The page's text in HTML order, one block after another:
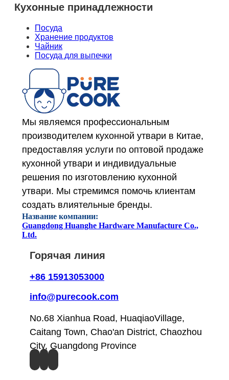
Кухонные принадлежности
Посуда
Хранение продуктов
Чайник
Посуда для выпечки
Мы являемся профессиональным
производителем кухонной утвари в Китае,
предоставляя услуги по оптовой продаже
кухонной утвари и индивидуальные
решения по изготовлению кухонной
утвари. Мы стремимся помочь клиентам
создать влиятельные бренды.
Название компании:
Guangdong Huanghe Hardware Manufacture Co.,
Ltd.
Горячая линия
+86 15913053000
info@purecook.com
No.68 Xianhua Road, HuaqiaoVillage,
Caitang Town, Chao'an District, Chaozhou
City, Guangdong Province